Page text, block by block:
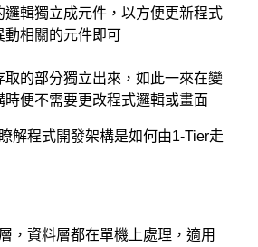
邏輯獨立成元件，以方便更新程式
動相關的元件即可
取的部分獨立出來，如此一來在變
時便不需要更改程式邏輯或畫面
解程式開發架構是如何由1-Tier走
，資料層都在單機上處理，適用